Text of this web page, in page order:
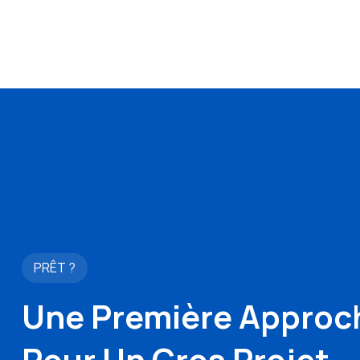
PRÊT ?
Une Première